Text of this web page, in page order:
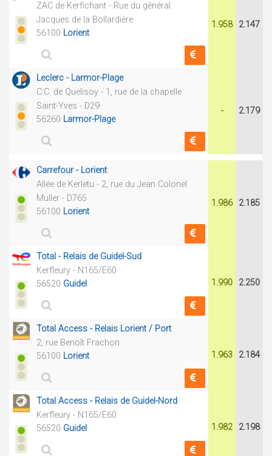
ZAC de Kerfichant - Rue du général
Jacques de la Bollardière
56100 Lorient
1.958 2.147
Leclerc - Larmor-Plage
C.C. de Quelisoy - 1, rue de la chapelle
Saint-Yves - D29
56260 Larmor-Plage
- 2.179
Carrefour - Lorient
Allée de Kerletu - 2, rue du Jean Colonel
Muller - D765
56100 Lorient
1.986 2.185
Total - Relais de Guidel-Sud
Kerfleury - N165/E60
56520 Guidel 1.990 2.250
Total Access - Relais Lorient / Port
2, rue Benoît Frachon
56100 Lorient 1.963 2.184
Total Access - Relais de Guidel-Nord
Kerfleury - N165/E60
56520 Guidel 1.982 2.198